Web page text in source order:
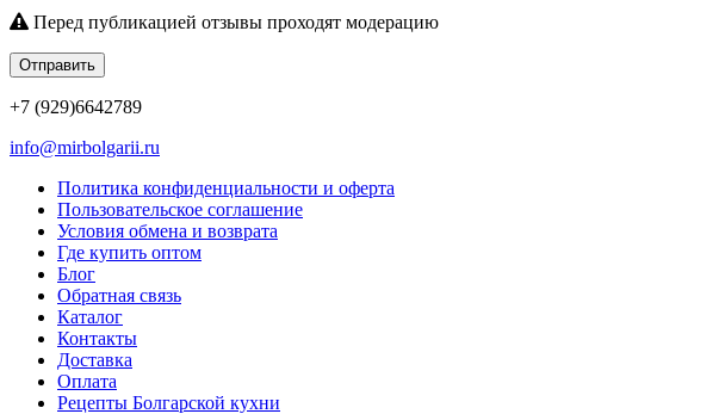
Перед публикацией отзывы проходят модерацию
Отправить
+7 (929)6642789
info@mirbolgarii.ru
Политика конфиденциальности и оферта
Пользовательское соглашение
Условия обмена и возврата
Где купить оптом
Блог
Обратная связь
Каталог
Контакты
Доставка
Оплата
Рецепты Болгарской кухни